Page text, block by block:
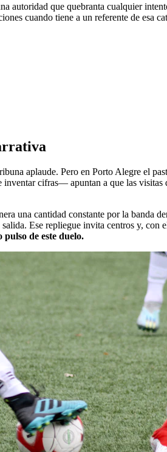
autoridad que quebranta cualquier
cuando tiene a un referente de esa
aplaude. Pero en Porto Alegre el
cifras— apuntan a que las visitas
una cantidad constante por la banda
Ese repliegue invita centros y, con
de este duelo.